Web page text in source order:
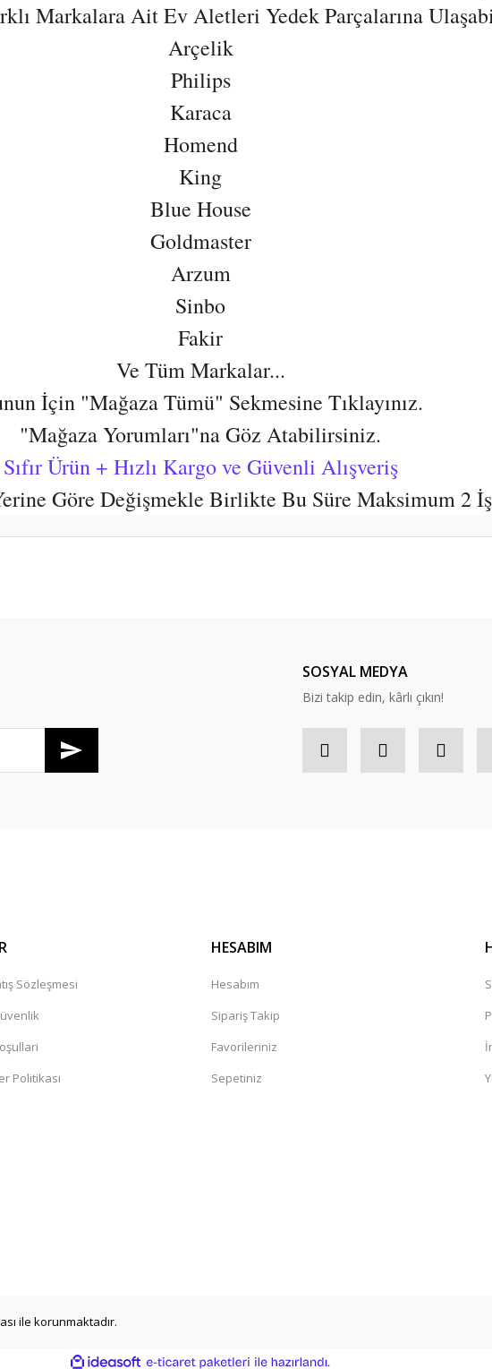
Markalara Ait Ev Aletleri Yedek Parçalarına
Arçelik
Philips
Karaca
Homend
King
Blue House
Goldmaster
Arzum
Sinbo
Fakir
Ve Tüm Markalar...
İçin "Mağaza Tümü" Sekmesine Tıklayınız.
"Mağaza Yorumları"na Göz Atabilirsiniz.
Sıfır Ürün + Hızlı Kargo ve Güvenli Alışveriş
Göre Değişmekle Birlikte Bu Süre Maksimum 2
SOSYAL MEDYA
Bizi takip edin, kârlı çıkın!
Sözleşmesi
Politikası
HESABIM
Hesabım
Sipariş Takip
Favorileriniz
Sepetiniz
ile korunmaktadır.
ideasoft e-